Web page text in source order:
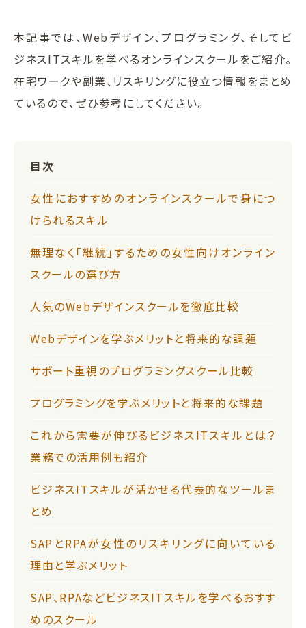
本記事では、Webデザイン、プログラミング、そしてビ
ジネスITスキルを学べるオンラインスクールをご紹介。
在宅ワークや副業、リスキリングに役立つ情報をまとめ
ているので、ぜひ参考にしてください。
目次
女性におすすめのオンラインスクールで身につ
けられるスキル
無理なく「継続」するための女性向けオンライン
スクールの選び方
人気のWebデザインスクールを徹底比較
Webデザインを学ぶメリットと将来的な課題
サポート重視のプログラミングスクール比較
プログラミングを学ぶメリットと将来的な課題
これから需要が伸びるビジネスITスキルとは？
業務での活用例も紹介
ビジネスITスキルが活かせる代表的なツールま
とめ
SAPとRPAが女性のリスキリングに向いている
理由と学ぶメリット
SAP、RPAなどビジネスITスキルを学べるおすす
めのスクール